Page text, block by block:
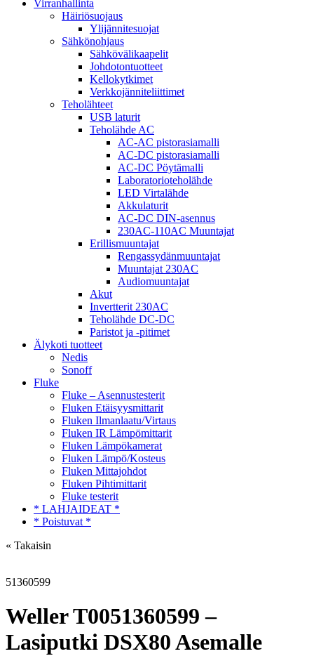
Virranhallinta
Häiriösuojaus
Ylijännitesuojat
Sähkönohjaus
Sähkövälikaapelit
Johdotontuotteet
Kellokytkimet
Verkkojänniteliittimet
Teholähteet
USB laturit
Teholähde AC
AC-AC pistorasiamalli
AC-DC pistorasiamalli
AC-DC Pöytämalli
Laboratorioteholähde
LED Virtalähde
Akkulaturit
AC-DC DIN-asennus
230AC-110AC Muuntajat
Erillismuuntajat
Rengassydänmuuntajat
Muuntajat 230AC
Audiomuuntajat
Akut
Invertterit 230AC
Teholähde DC-DC
Paristot ja -pitimet
Älykoti tuotteet
Nedis
Sonoff
Fluke
Fluke – Asennustesterit
Fluken Etäisyysmittarit
Fluken Ilmanlaatu/Virtaus
Fluken IR Lämpömittarit
Fluken Lämpökamerat
Fluken Lämpö/Kosteus
Fluken Mittajohdot
Fluken Pihtimittarit
Fluke testerit
* LAHJAIDEAT *
* Poistuvat *
« Takaisin
51360599
Weller T0051360599 –
Lasiputki DSX80 Asemalle